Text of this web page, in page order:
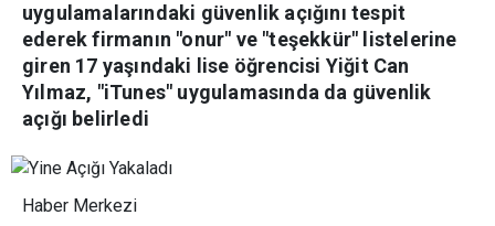
uygulamalarındaki güvenlik açığını tespit
ederek firmanın "onur" ve "teşekkür" listelerine
giren 17 yaşındaki lise öğrencisi Yiğit Can
Yılmaz, "iTunes" uygulamasında da güvenlik
açığı belirledi
Haber Merkezi